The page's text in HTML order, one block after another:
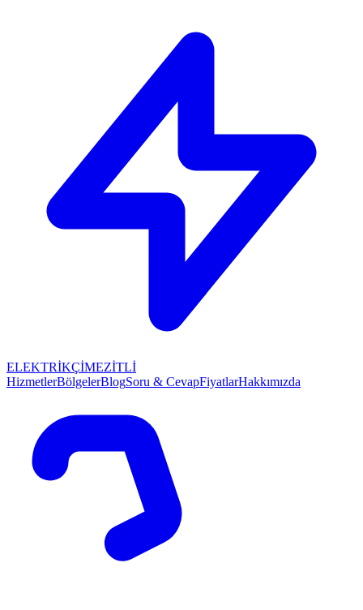
ELEKTRİKÇİMEZİTLİ
HizmetlerBölgelerBlogSoru & CevapFiyatlarHakkımızda